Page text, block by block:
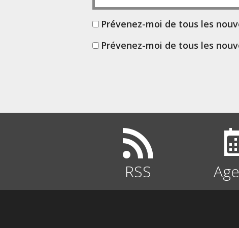
Prévenez-moi de tous les
Prévenez-moi de tous les
RSS